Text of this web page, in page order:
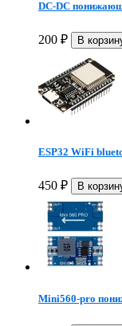
DC-DC
200 ₽
ESP32 WiFi
450 ₽
Mini560-pro